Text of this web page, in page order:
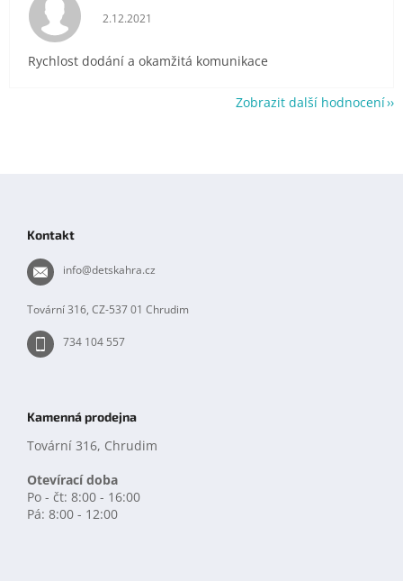
Hodnocení obchodu je 5 z 5 hvězdiček.
2.12.2021
Rychlost dodání a okamžitá komunikace
Zobrazit další hodnocení
Kontakt
info@detskahra.cz
Tovární 316, CZ-537 01 Chrudim
734 104 557
Kamenná prodejna
Tovární 316, Chrudim
Otevírací doba
Po - čt: 8:00 - 16:00
Pá: 8:00 - 12:00